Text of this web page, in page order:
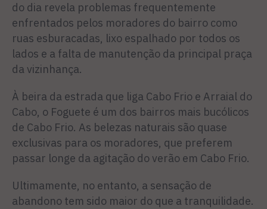
do dia revela problemas frequentemente
enfrentados pelos morado­res do bairro como
ruas esburacadas, lixo espalhado por todos os
lados e a falta de manutenção da principal praça
da vizinhança.
À beira da estrada que liga Cabo Frio e Arraial do
Cabo, o Foguete é um dos bairros mais bucólicos
de Cabo Frio. As belezas naturais são quase
exclusivas para os moradores, que preferem
passar longe da agita­ção do verão em Cabo Frio.
Ultimamente, no entanto, a sen­sação de
abandono tem sido maior do que a tranquilidade.